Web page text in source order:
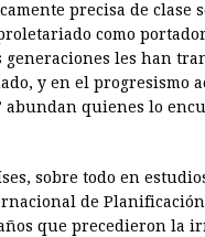
precisa de clase
como
les han
y en el progresismo
quienes lo
sobre todo en
de
que precedieron la